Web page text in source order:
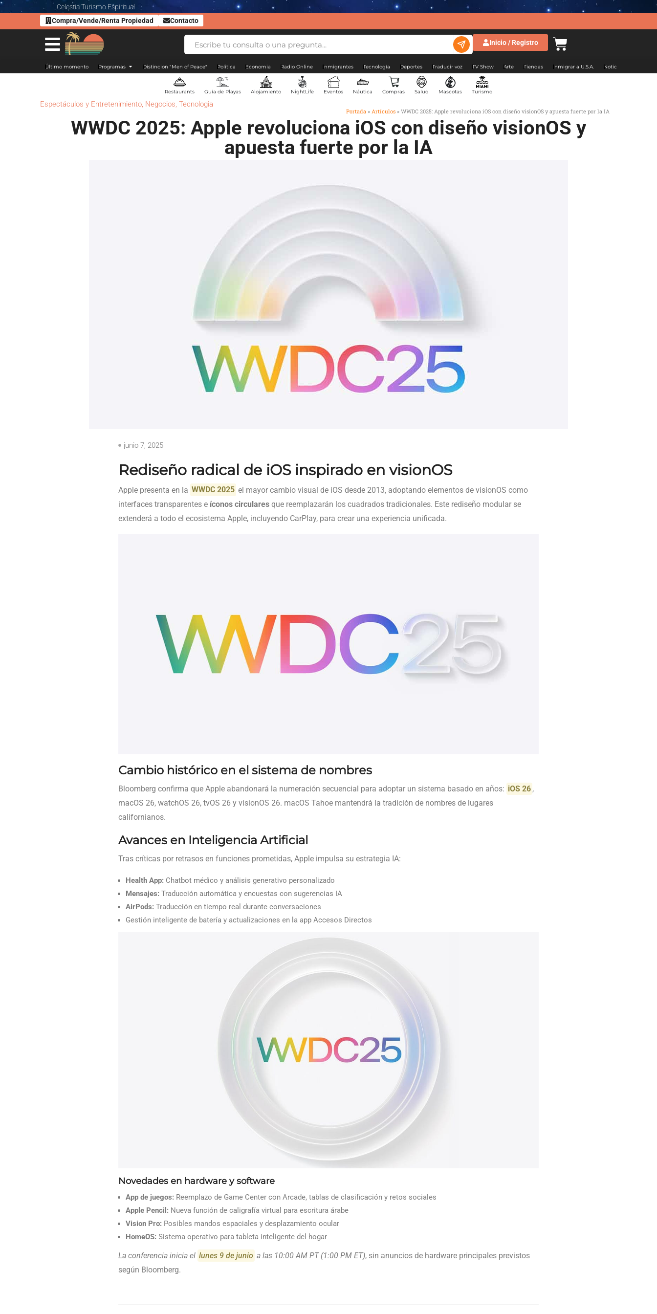
Celestia Turismo Espiritual
Compra/Vende/Renta Propiedad
Contacto
Inicio / Registro
Último momento Programas Distincion "Men of Peace" Politica Economia Radio Online Inmigrantes Tecnología Deportes Traducir voz TV Show Arte Tiendas Inmigrar a U.S.A. Noticias Argentina
Restaurants Guía de Playas Alojamiento NightLife Eventos Náutica Compras Salud Mascotas Turismo
Espectáculos y Entretenimiento, Negocios, Tecnologia
Portada » Artículos » WWDC 2025: Apple revoluciona iOS con diseño visionOS y apuesta fuerte por la IA
WWDC 2025: Apple revoluciona iOS con diseño visionOS y
apuesta fuerte por la IA
junio 7, 2025
Rediseño radical de iOS inspirado en visionOS
Apple presenta en la WWDC 2025 el mayor cambio visual de iOS desde 2013, adoptando elementos de visionOS como
interfaces transparentes e íconos circulares que reemplazarán los cuadrados tradicionales. Este rediseño modular se
extenderá a todo el ecosistema Apple, incluyendo CarPlay, para crear una experiencia unificada.
Cambio histórico en el sistema de nombres
Bloomberg confirma que Apple abandonará la numeración secuencial para adoptar un sistema basado en años: iOS 26 ,
macOS 26, watchOS 26, tvOS 26 y visionOS 26. macOS Tahoe mantendrá la tradición de nombres de lugares
californianos.
Avances en Inteligencia Artificial
Tras críticas por retrasos en funciones prometidas, Apple impulsa su estrategia IA:
Health App: Chatbot médico y análisis generativo personalizado
Mensajes: Traducción automática y encuestas con sugerencias IA
AirPods: Traducción en tiempo real durante conversaciones
Gestión inteligente de batería y actualizaciones en la app Accesos Directos
Novedades en hardware y software
App de juegos: Reemplazo de Game Center con Arcade, tablas de clasificación y retos sociales
Apple Pencil: Nueva función de caligrafía virtual para escritura árabe
Vision Pro: Posibles mandos espaciales y desplazamiento ocular
HomeOS: Sistema operativo para tableta inteligente del hogar
La conferencia inicia el lunes 9 de junio a las 10:00 AM PT (1:00 PM ET), sin anuncios de hardware principales previstos
según Bloomberg.